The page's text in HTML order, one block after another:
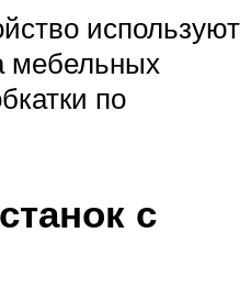
используют
мебельных
по
с